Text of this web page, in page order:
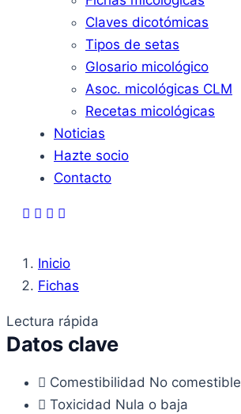
Claves dicotómicas
Tipos de setas
Glosario micológico
Asoc. micológicas CLM
Recetas micológicas
Noticias
Hazte socio
Contacto
Inicio
Fichas
Lectura rápida
Datos clave
Comestibilidad No comestible
Toxicidad Nula o baja